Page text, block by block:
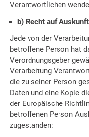
Verantwortlichen
b) Recht auf Auskunft
Jede von der
betroffene Person hat
Verordnungsgeber
Verarbeitung
die zu seiner Person
Daten und eine Kopie
der Europäische
betroffenen Person
zugestanden: